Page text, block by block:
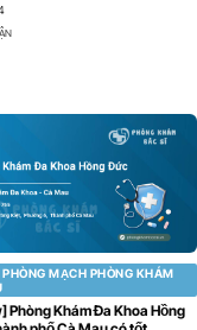
MẠCH PHÒNG KHÁM
Phòng Khám Đa Khoa Hồng